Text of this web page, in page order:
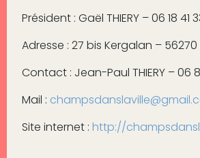
Président : Gaël THIERY – 06 18 41
Adresse : 27 bis Kergalan – 56270
Contact : Jean-Paul THIERY – 06
Mail :
Site internet : http://